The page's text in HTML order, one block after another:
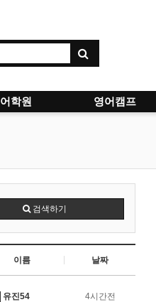
어학원 영어캠프
검색하기
이름 날짜
유진54 4시간전